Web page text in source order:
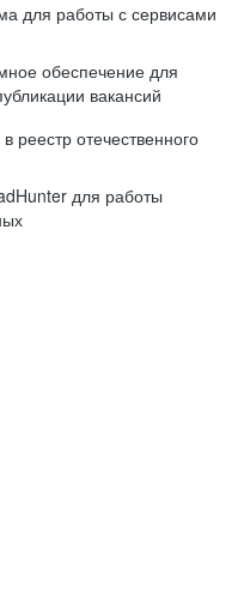
для работы с сервисами
обеспечение для
вакансий
отечественного
для работы